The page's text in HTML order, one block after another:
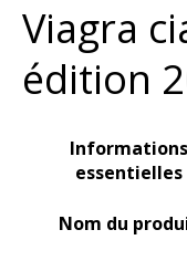
Viagra
édition
Informations
essentielles
Nom du